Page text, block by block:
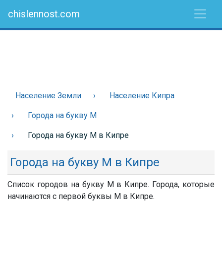
chislennost.com
Население Земли Население Кипра
Города на букву М
Города на букву М в Кипре
Города на букву М в Кипре
Список городов на букву М в Кипре. Города, которые
начинаются с первой буквы М в Кипре.